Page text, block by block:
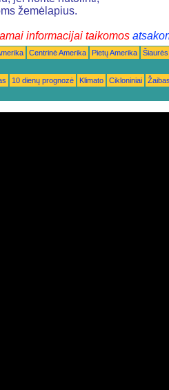
žemėlapius.
informacijai taikomos
Centrinė Amerika Pietų Amerika
10 dienų prognozė Klimato Cikloniniai